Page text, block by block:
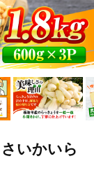
いかいら